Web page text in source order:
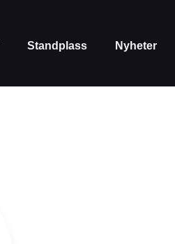
Standplass Nyheter